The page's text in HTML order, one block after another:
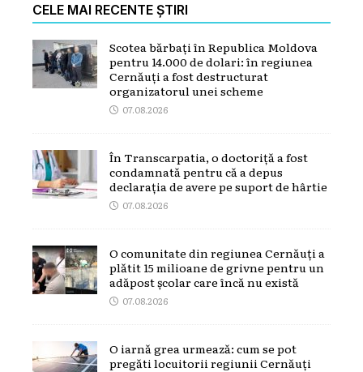
CELE MAI RECENTE ȘTIRI
Scotea bărbați în Republica Moldova
pentru 14.000 de dolari: în regiunea
Cernăuți a fost destructurat
organizatorul unei scheme
07.08.2026
În Transcarpatia, o doctoriță a fost
condamnată pentru că a depus
declarația de avere pe suport de hârtie
07.08.2026
O comunitate din regiunea Cernăuți a
plătit 15 milioane de grivne pentru un
adăpost școlar care încă nu există
07.08.2026
O iarnă grea urmează: cum se pot
pregăti locuitorii regiunii Cernăuți